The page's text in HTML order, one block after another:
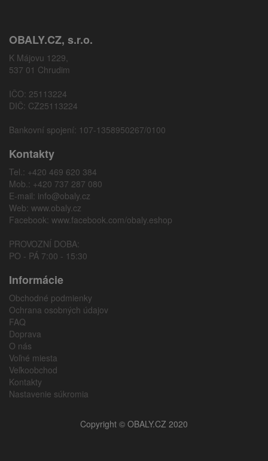
OBALY.CZ, s.r.o.
K Májovu 1229,
537 01 Chrudim
IČO: 25113224
DIČ: CZ25113224
Bankovní spojení: 107-1358950267/0100
Kontakty
Tel.: +420 469 620 384
Mob.: +420 737 287 080
E-mail: info@obaly.cz
Web: www.obaly.cz
Facebook: www.facebook.com/obaly.eshop
PROVOZNÍ DOBA:
PO - PÁ 7:00 - 15:30
Informácie
Obchodné podmienky
Ochrana osobných údajov
FAQ
Doprava
O nás
Voľné miesta
Veľkoobchod
Kontakty
Nastavenie súkromia
Copyright © OBALY.CZ 2020